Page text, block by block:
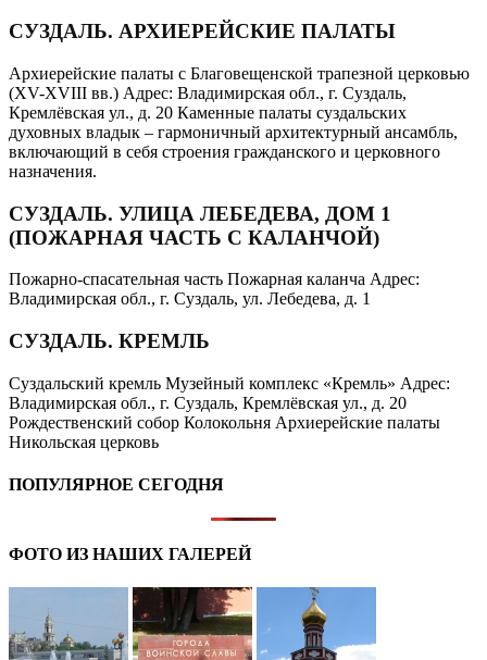
СУЗДАЛЬ. АРХИЕРЕЙСКИЕ ПАЛАТЫ
Архиерейские палаты с Благовещенской трапезной церковью
(XV-XVIII вв.) Адрес: Владимирская обл., г. Суздаль,
Кремлёвская ул., д. 20 Каменные палаты суздальских
духовных владык – гармоничный архитектурный ансамбль,
включающий в себя строения гражданского и церковного
назначения.
СУЗДАЛЬ. УЛИЦА ЛЕБЕДЕВА, ДОМ 1
(ПОЖАРНАЯ ЧАСТЬ С КАЛАНЧОЙ)
Пожарно-спасательная часть Пожарная каланча Адрес:
Владимирская обл., г. Суздаль, ул. Лебедева, д. 1
СУЗДАЛЬ. КРЕМЛЬ
Суздальский кремль Музейный комплекс «Кремль» Адрес:
Владимирская обл., г. Суздаль, Кремлёвская ул., д. 20
Рождественский собор Колокольня Архиерейские палаты
Никольская церковь
ПОПУЛЯРНОЕ СЕГОДНЯ
ФОТО ИЗ НАШИХ ГАЛЕРЕЙ